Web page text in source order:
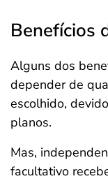
Benefícios
Alguns dos
depender de
escolhido,
planos.
Mas,
facultativo